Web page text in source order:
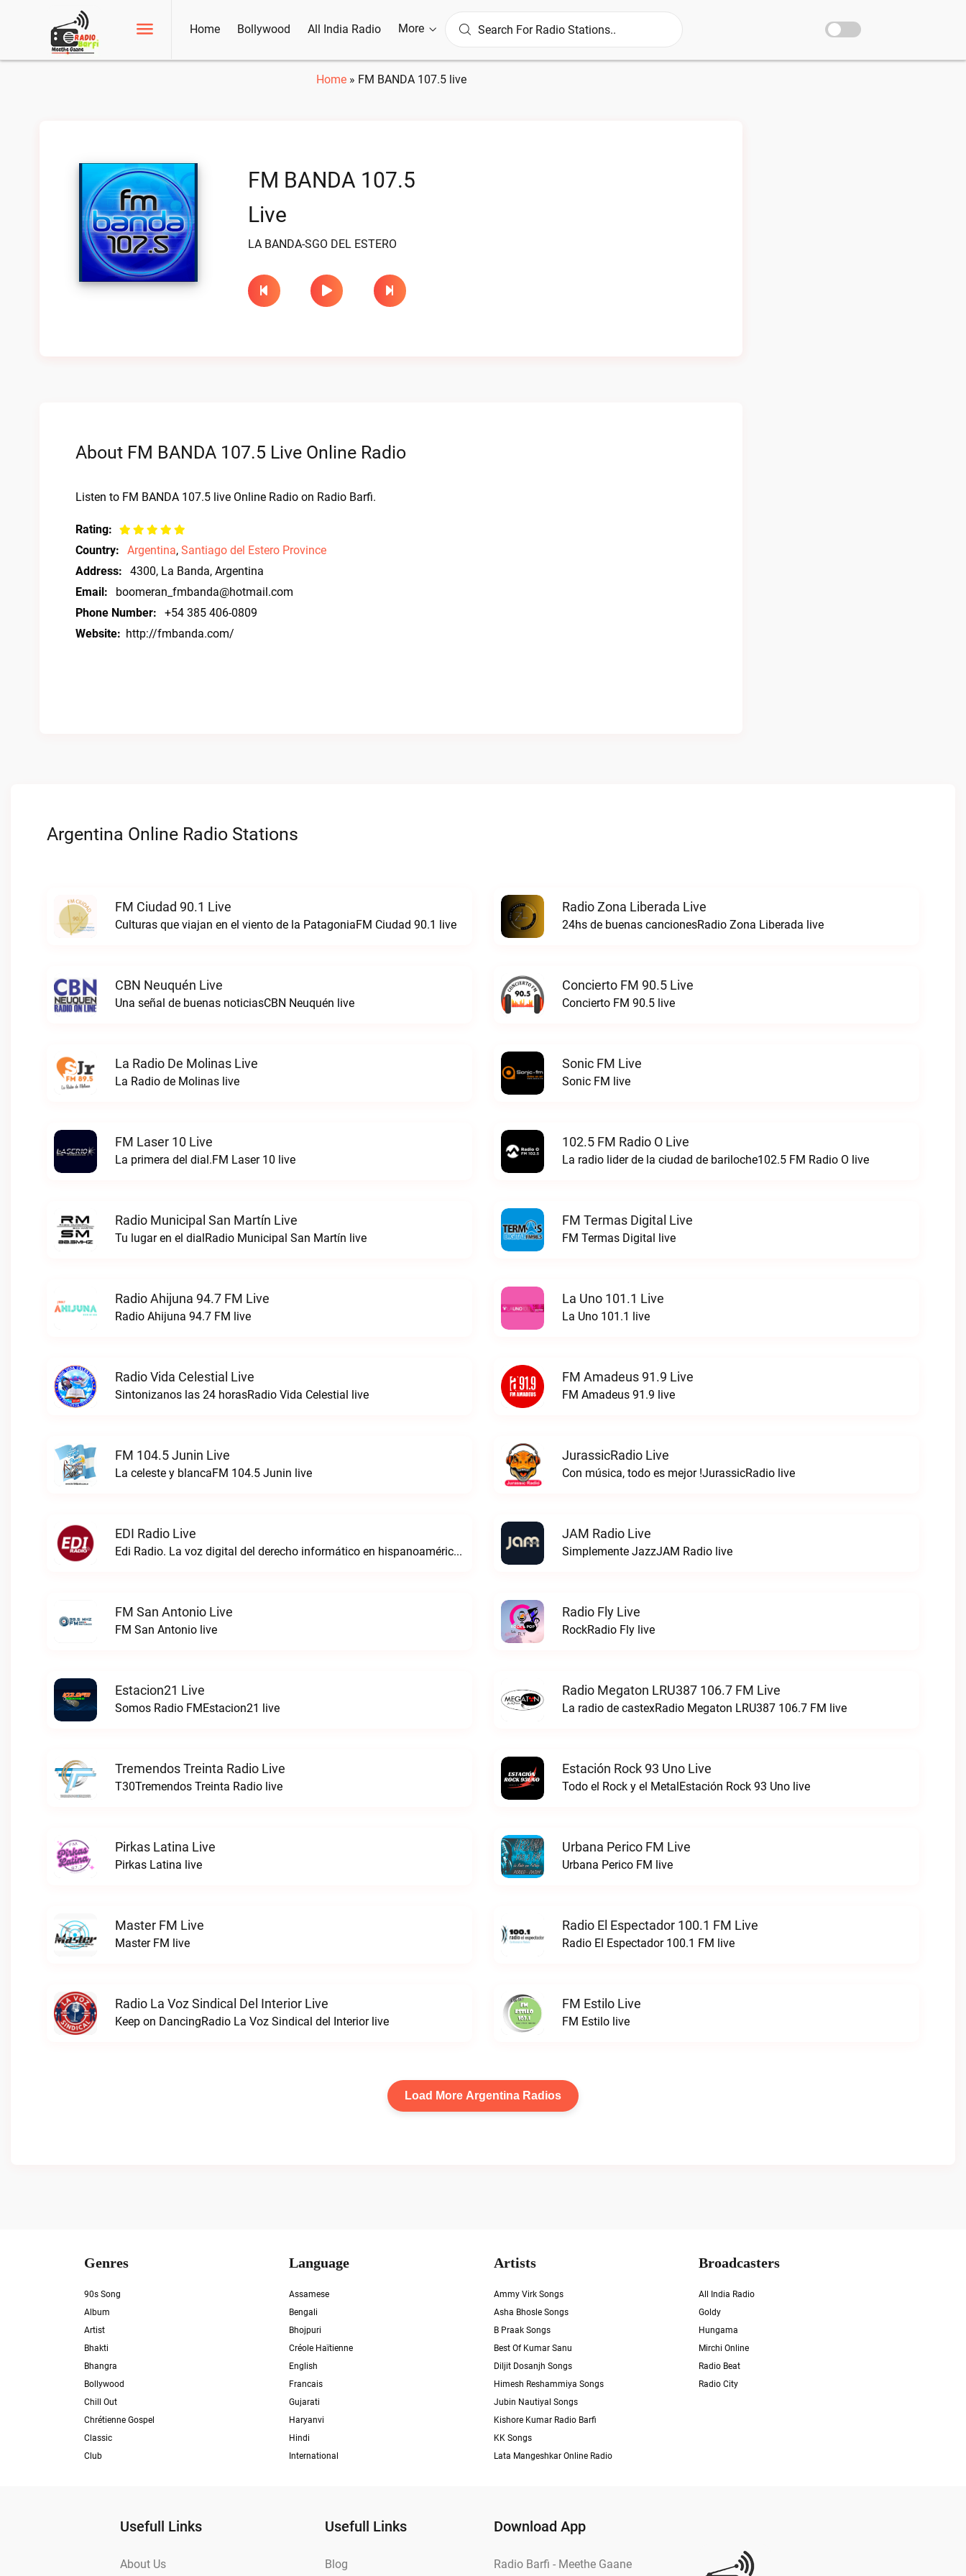
Home Bollywood All India Radio More
Home» FM BANDA 107.5 live
FM BANDA 107.5
Live
LA BANDA-SGO DEL ESTERO
About FM BANDA 107.5 Live Online Radio
Listen to FM BANDA 107.5 live Online Radio on Radio Barfi.
Rating:
Country:
Argentina, Santiago del Estero Province
Address:
4300, La Banda, Argentina
Email:
boomeran_fmbanda@hotmail.com
Phone Number:
+54 385 406-0809
Website: http://fmbanda.com/
Argentina Online Radio Stations
FM Ciudad 90.1 Live
Culturas que viajan en el viento de la PatagoniaFM Ciudad 90.1 live
Radio Zona Liberada Live
24hs de buenas cancionesRadio Zona Liberada live
CBN Neuquén Live
Una señal de buenas noticiasCBN Neuquén live
Concierto FM 90.5 Live
Concierto FM 90.5 live
La Radio De Molinas Live
La Radio de Molinas live
Sonic FM Live
Sonic FM live
FM Laser 10 Live
La primera del dial.FM Laser 10 live
102.5 FM Radio O Live
La radio lider de la ciudad de bariloche102.5 FM Radio O live
Radio Municipal San Martín Live
Tu lugar en el dialRadio Municipal San Martín live
FM Termas Digital Live
FM Termas Digital live
Radio Ahijuna 94.7 FM Live
Radio Ahijuna 94.7 FM live
La Uno 101.1 Live
La Uno 101.1 live
Radio Vida Celestial Live
Sintonizanos las 24 horasRadio Vida Celestial live
FM Amadeus 91.9 Live
FM Amadeus 91.9 live
FM 104.5 Junin Live
La celeste y blancaFM 104.5 Junin live
JurassicRadio Live
Con música, todo es mejor !JurassicRadio live
EDI Radio Live
Edi Radio. La voz digital del derecho informático en hispanoaméricaEDI Radio live
JAM Radio Live
Simplemente JazzJAM Radio live
FM San Antonio Live
FM San Antonio live
Radio Fly Live
RockRadio Fly live
Estacion21 Live
Somos Radio FMEstacion21 live
Radio Megaton LRU387 106.7 FM Live
La radio de castexRadio Megaton LRU387 106.7 FM live
Tremendos Treinta Radio Live
T30Tremendos Treinta Radio live
Estación Rock 93 Uno Live
Todo el Rock y el MetalEstación Rock 93 Uno live
Pirkas Latina Live
Pirkas Latina live
Urbana Perico FM Live
Urbana Perico FM live
Master FM Live
Master FM live
Radio El Espectador 100.1 FM Live
Radio El Espectador 100.1 FM live
Radio La Voz Sindical Del Interior Live
Keep on DancingRadio La Voz Sindical del Interior live
FM Estilo Live
FM Estilo live
Load More Argentina Radios
Genres
90s Song
Album
Artist
Bhakti
Bhangra
Bollywood
Chill Out
Chrétienne Gospel
Classic
Club
Language
Assamese
Bengali
Bhojpuri
Créole Haïtienne
English
Francais
Gujarati
Haryanvi
Hindi
International
Artists
Ammy Virk Songs
Asha Bhosle Songs
B Praak Songs
Best Of Kumar Sanu
Diljit Dosanjh Songs
Himesh Reshammiya Songs
Jubin Nautiyal Songs
Kishore Kumar Radio Barfi
KK Songs
Lata Mangeshkar Online Radio
Broadcasters
All India Radio
Goldy
Hungama
Mirchi Online
Radio Beat
Radio City
Usefull Links
About Us
Usefull Links
Blog
Download App
Radio Barfi - Meethe Gaane